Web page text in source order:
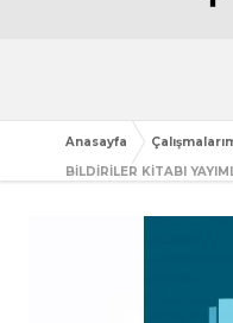
Anasayfa
BİLDİRİLER KİTABI